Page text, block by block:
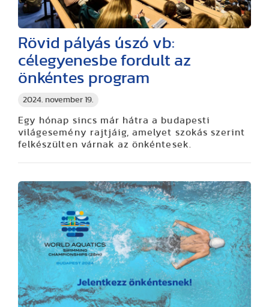
2024. november 19.
Rövid pályás úszó vb:
célegyenesbe fordult az
önkéntes program
Egy hónap sincs már hátra a budapesti
világesemény rajtjáig, amelyet szokás szerint
felkészülten várnak az önkéntesek.